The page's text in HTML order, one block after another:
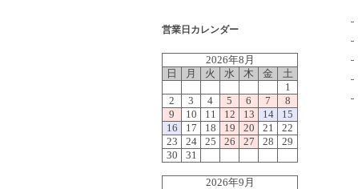
営業日カレンダー
2026年8月
日
月 火 水 木 金
土
1
2
3 4 5 6 7
8
9
10 11 12 13 14
15
16
17 18 19 20 21
22
23
24 25 26 27 28
29
30
31
2026年9月